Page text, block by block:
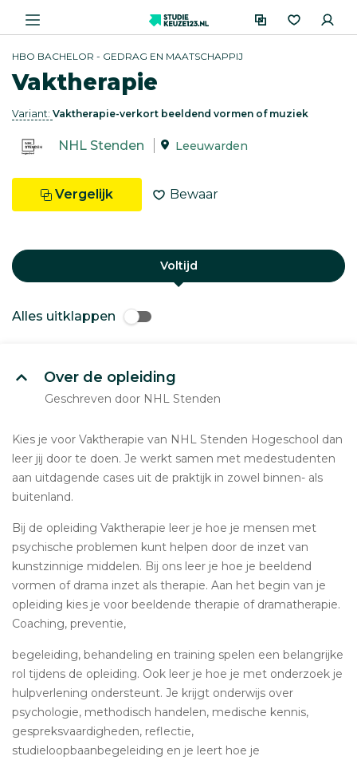
HBO BACHELOR - GEDRAG EN MAATSCHAPPIJ
Vaktherapie
Variant: Vaktherapie-verkort beeldend vormen of muziek
NHL Stenden Leeuwarden
Vergelijk Bewaar
Voltijd
Alles uitklappen
Over de opleiding
Geschreven door NHL Stenden
Kies je voor Vaktherapie van NHL Stenden Hogeschool dan
leer jij door te doen. Je werkt samen met medestudenten
aan uitdagende cases uit de praktijk in zowel binnen- als
buitenland.
Bij de opleiding Vaktherapie leer je hoe je mensen met
psychische problemen kunt helpen door de inzet van
kunstzinnige middelen. Bij ons leer je hoe je beeldend
vormen of drama inzet als therapie. Aan het begin van je
opleiding kies je voor beeldende therapie of dramatherapie.
Coaching, preventie,
begeleiding, behandeling en training spelen een belangrijke
rol tijdens de opleiding. Ook leer je hoe je met onderzoek je
hulpverlening ondersteunt. Je krijgt onderwijs over
psychologie, methodisch handelen, medische kennis,
gespreksvaardigheden, reflectie,
studieloopbaanbegeleiding en je leert hoe je